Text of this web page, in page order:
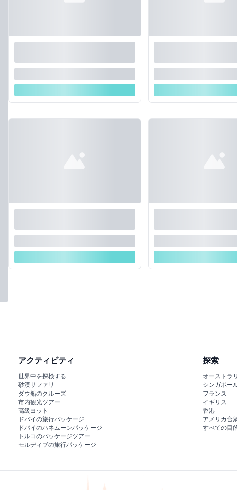
アクティビティ
世界中を探検する
砂漠サファリ
ダウ船のクルーズ
市内観光ツアー
高級ヨット
ドバイの旅行パッケージ
ドバイのハネムーンパッケージ
トルコのパッケージツアー
モルディブの旅行パッケージ
探索
オーストラ
シンガポー
フランス
イギリス
香港
アメリカ合
すべての目